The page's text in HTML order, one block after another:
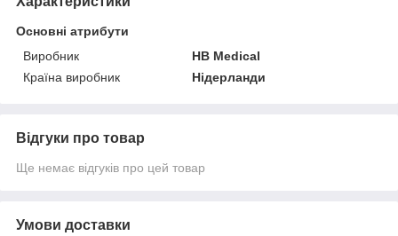
Основні атрибути
Виробник
HB Medical
Країна виробник
Нідерланди
Відгуки про товар
Ще немає відгуків про цей товар
Умови доставки